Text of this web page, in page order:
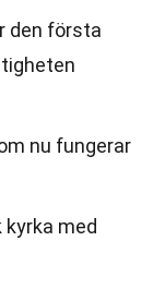
den första
nu fungerar
kyrka med